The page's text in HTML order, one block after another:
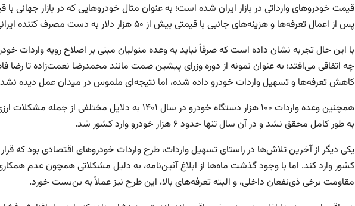
پس از اعمال تعرفه‌ها و هزینه‌های جانبی با قیمتی بیش از ۵۰ هزار دلار به دست مصرف کننده ایرانی می‌رسند.
با این حال تجربه نشان داده است که صرفاً نباید به وعده متولیان مبنی بر اصلاح رویه واردات
چه اتفاقی می‌افتد؛ به عنوان نمونه از دوره وزرای پیشین صمت مانند محمدرضا نعمت‌زاده تا رضا
کاهش تعرفه‌ها و تسهیل واردات خودرو داده شده، اما نتیجه‌ای ملموس در میدان عمل دیده
همچنین وعده واردات ۱۰۰ هزار دستگاه خودرو در سال ۱۴۰۱ به
به طور کامل محقق نشد و در آن سال تنها حدود ۶ هزار خودرو وارد کشور شد.
کشور وارد کند. اما با وجود گذشت ماه‌ها از ابلاغ آئین‌نامه، به دلیل مشکلاتی همچون عدم
مقاومت برخی ذی‌نفعان داخلی، و البته تعرفه‌های بالا، این طرح نیز عملاً به بن‌بست خورد.